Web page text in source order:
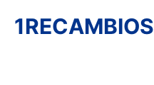
1RECAMBIOS